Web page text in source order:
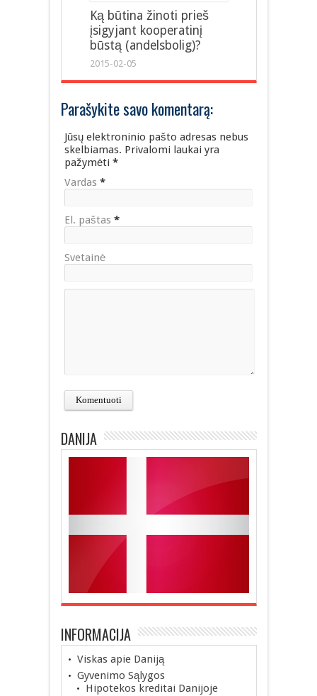
Ką būtina žinoti prieš
įsigyjant kooperatinį
būstą (andelsbolig)?
2015-02-05
Parašykite savo komentarą:
Jūsų elektroninio pašto adresas nebus
skelbiamas. Privalomi laukai yra
pažymėti *
Vardas *
El. paštas *
Svetainė
DANIJA
INFORMACIJA
Viskas apie Daniją
Gyvenimo Sąlygos
Hipotekos kreditai Danijoje